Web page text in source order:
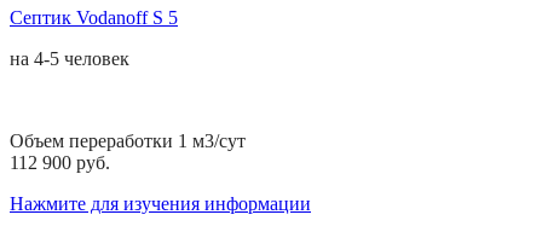
Септик Vodanoff S 5
на 4-5 человек
Объем переработки 1 м3/сут
112 900 руб.
Нажмите для изучения информации